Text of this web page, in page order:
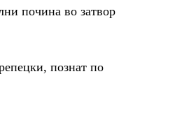
почина во затвор
познат по